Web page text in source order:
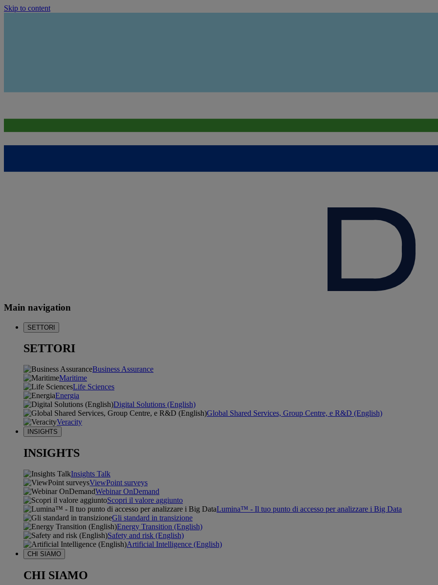
Skip to content
Main navigation
SETTORI
SETTORI
Business Assurance
Maritime
Life Sciences
Energia
Digital Solutions (English)
Global Shared Services, Group Centre, e R&D (English)
Veracity
INSIGHTS
INSIGHTS
Insights Talk
ViewPoint surveys
Webinar OnDemand
Scopri il valore aggiunto
Lumina™ - Il tuo punto di accesso per analizzare i Big Data
Gli standard in transizione
Energy Transition (English)
Safety and risk (English)
Artificial Intelligence (English)
CHI SIAMO
CHI SIAMO